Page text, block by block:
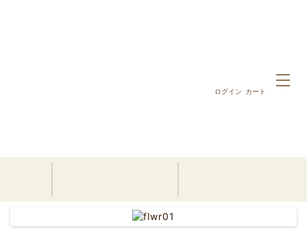
ログイン カート
母の日・結婚記念日・フラワーギフト｜リーガース（赤）